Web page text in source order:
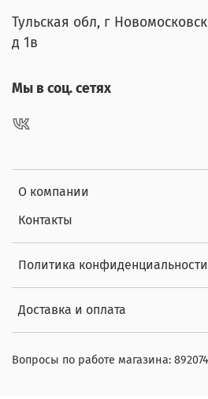
О компании
Контакты
Политика конфиденциальности
Доставка и оплата
Тульская обл, г
д 1в
Мы в соц. сетях
Вопросы по работе магазина: